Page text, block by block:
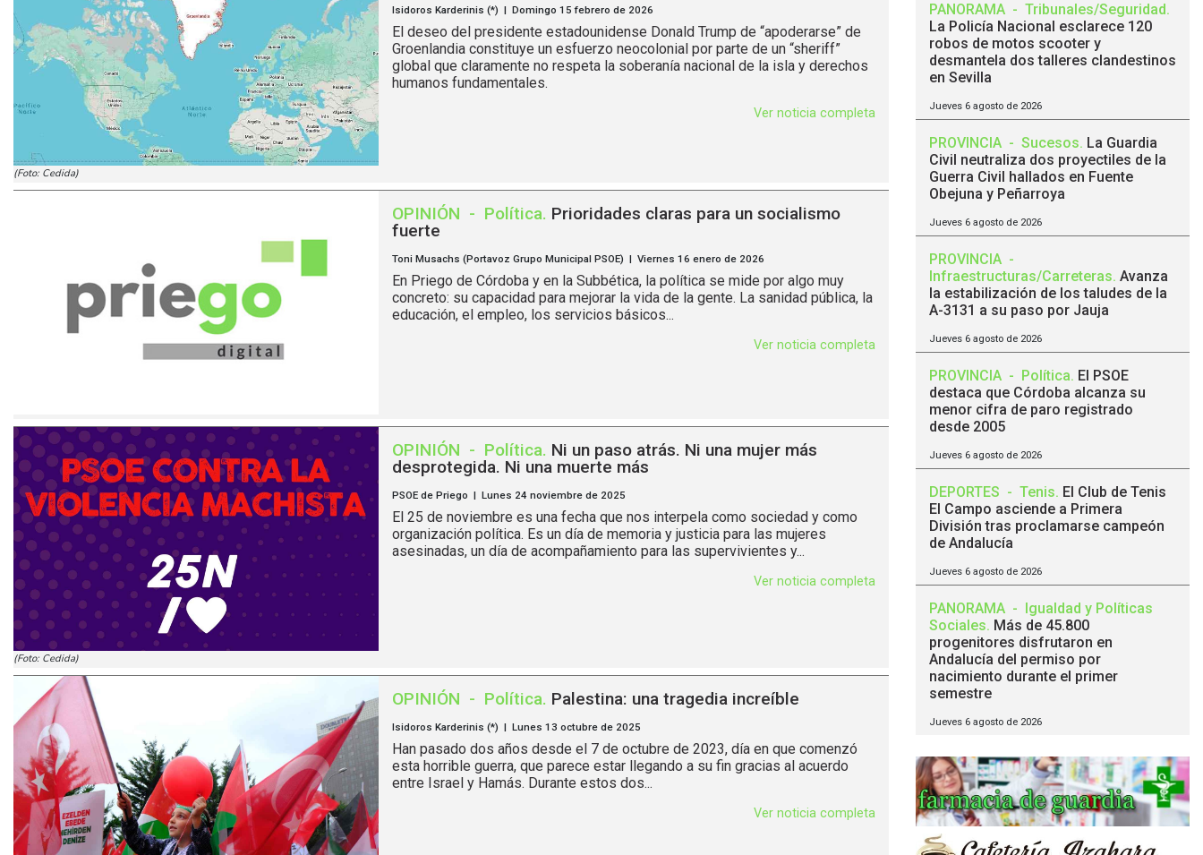
(Foto: Cedida)
Isidoros Karderinis (*) | Domingo 15 febrero de 2026
El deseo del presidente estadounidense Donald Trump de “apoderarse” de
Groenlandia constituye un esfuerzo neocolonial por parte de un “sheriff”
global que claramente no respeta la soberanía nacional de la isla y derechos
humanos fundamentales.
Ver noticia completa
OPINIÓN - Política. Prioridades claras para un socialismo
fuerte
Toni Musachs (Portavoz Grupo Municipal PSOE) | Viernes 16 enero de 2026
En Priego de Córdoba y en la Subbética, la política se mide por algo muy
concreto: su capacidad para mejorar la vida de la gente. La sanidad pública, la
educación, el empleo, los servicios básicos...
Ver noticia completa
(Foto: Cedida)
OPINIÓN - Política. Ni un paso atrás. Ni una mujer más
desprotegida. Ni una muerte más
PSOE de Priego | Lunes 24 noviembre de 2025
El 25 de noviembre es una fecha que nos interpela como sociedad y como
organización política. Es un día de memoria y justicia para las mujeres
asesinadas, un día de acompañamiento para las supervivientes y...
Ver noticia completa
OPINIÓN - Política. Palestina: una tragedia increíble
Isidoros Karderinis (*) | Lunes 13 octubre de 2025
Han pasado dos años desde el 7 de octubre de 2023, día en que comenzó
esta horrible guerra, que parece estar llegando a su fin gracias al acuerdo
entre Israel y Hamás. Durante estos dos...
Ver noticia completa
PANORAMA - Tribunales/Seguridad.
La Policía Nacional esclarece 120
robos de motos scooter y
desmantela dos talleres clandestinos
en Sevilla
Jueves 6 agosto de 2026
PROVINCIA - Sucesos. La Guardia
Civil neutraliza dos proyectiles de la
Guerra Civil hallados en Fuente
Obejuna y Peñarroya
Jueves 6 agosto de 2026
PROVINCIA -
Infraestructuras/Carreteras. Avanza
la estabilización de los taludes de la
A-3131 a su paso por Jauja
Jueves 6 agosto de 2026
PROVINCIA - Política. El PSOE
destaca que Córdoba alcanza su
menor cifra de paro registrado
desde 2005
Jueves 6 agosto de 2026
DEPORTES - Tenis. El Club de Tenis
El Campo asciende a Primera
División tras proclamarse campeón
de Andalucía
Jueves 6 agosto de 2026
PANORAMA - Igualdad y Políticas
Sociales. Más de 45.800
progenitores disfrutaron en
Andalucía del permiso por
nacimiento durante el primer
semestre
Jueves 6 agosto de 2026